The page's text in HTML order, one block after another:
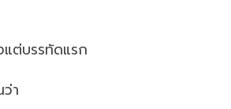
ต่บรรทัดแรก
า